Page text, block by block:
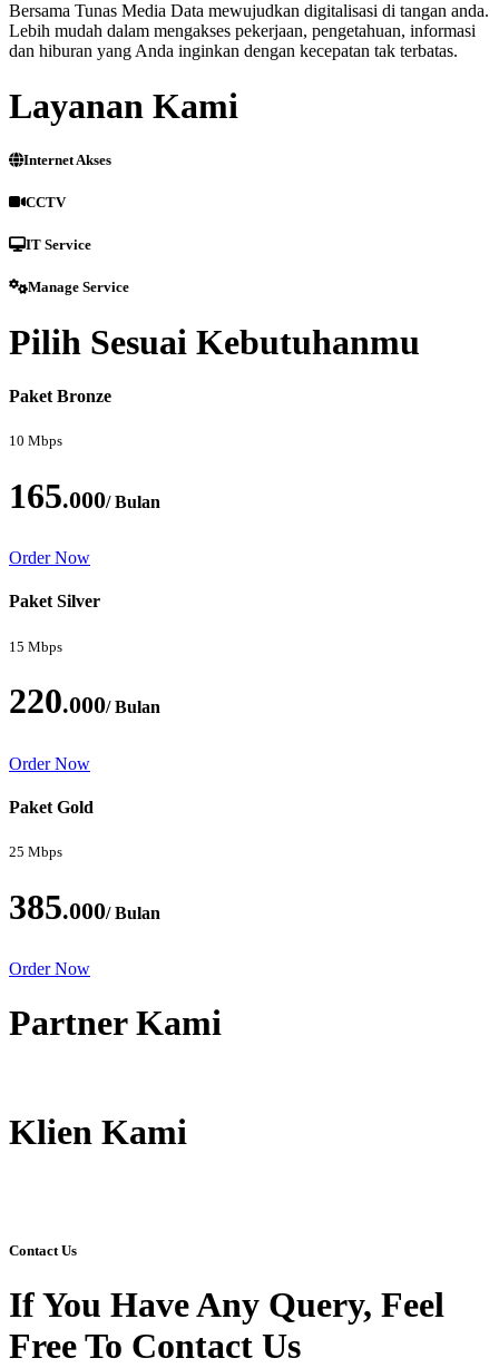
Bersama Tunas Media Data mewujudkan digitalisasi di tangan anda.
Lebih mudah dalam mengakses pekerjaan, pengetahuan, informasi
dan hiburan yang Anda inginkan dengan kecepatan tak terbatas.
Layanan Kami
Internet Akses
CCTV
IT Service
Manage Service
Pilih Sesuai Kebutuhanmu
Paket Bronze
10 Mbps
165.000/ Bulan
Order Now
Paket Silver
15 Mbps
220.000/ Bulan
Order Now
Paket Gold
25 Mbps
385.000/ Bulan
Order Now
Partner Kami
Klien Kami
Contact Us
If You Have Any Query, Feel
Free To Contact Us